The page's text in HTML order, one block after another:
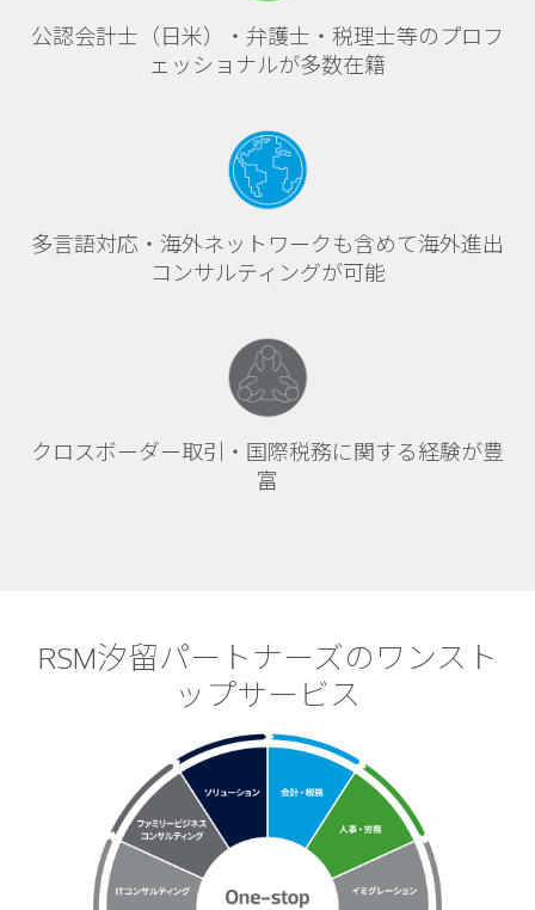
公認会計士（日米）・弁護士・税理士等のプロフ
ェッショナルが多数在籍
多言語対応・海外ネットワークも含めて海外進出
コンサルティングが可能
クロスボーダー取引・国際税務に関する経験が豊
富
RSM汐留パートナーズのワンスト
ップサービス